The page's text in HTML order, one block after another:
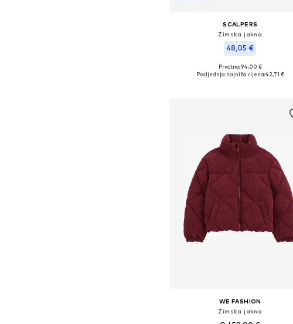
SCALPERS
Zimska jakna
48,05 €
Dostupne veličine: 104, 116, 128, 140
Prvotno: 94,00 €
Posljednja najniža cijena:42,71 €
WE FASHION
Zimska jakna